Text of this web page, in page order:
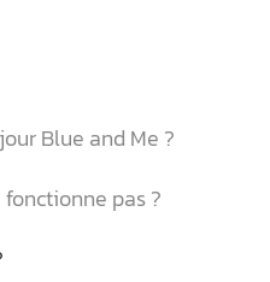
Blue and Me ?
pas ?